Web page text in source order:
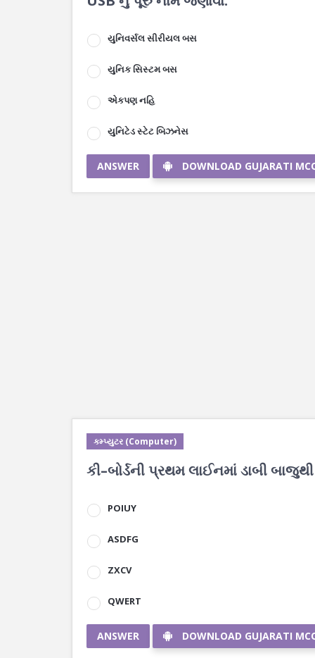
યુનિવર્સલ સીરીયલ બસ
યુનિક સિસ્ટમ બસ
એકપણ નહિ
યુનિટેડ સ્ટેટ બિઝનેસ
ANSWER DOWNLOAD GUJARATI
કમ્પ્યુટર (Computer)
કી–બોર્ડની પ્રથમ લાઈનમાં ડાબી
POIUY
ASDFG
ZXCV
QWERT
ANSWER DOWNLOAD GUJARATI